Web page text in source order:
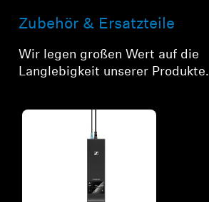
Zubehör & Ersatzteile
Wir legen großen Wert auf die
Langlebigkeit unserer Produkte.